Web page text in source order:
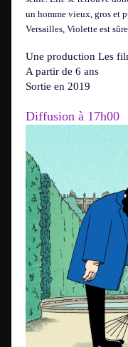
un homme vieux, gros et
Versailles, Violette est
Une production Les
A partir de 6 ans
Sortie en 2019
Diffusion à 17h00